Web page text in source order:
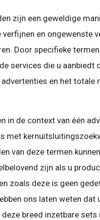
zijn een geweldige
en ongewenste
Door specifieke
services die u aanbiedt
advertenties en het totale
in de context van één
met
van deze termen
zijn als u
zoals deze is geen
ons laten weten dat
breed inzetbare